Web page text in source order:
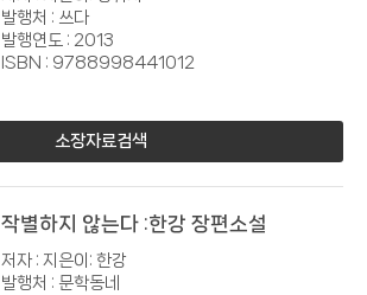
발행처 : 쓰다
발행연도 : 2013
ISBN : 9788998441012
소장자료검색
작별하지 않는다 :한강 장편소설
저자 : 지은이: 한강
발행처 : 문학동네